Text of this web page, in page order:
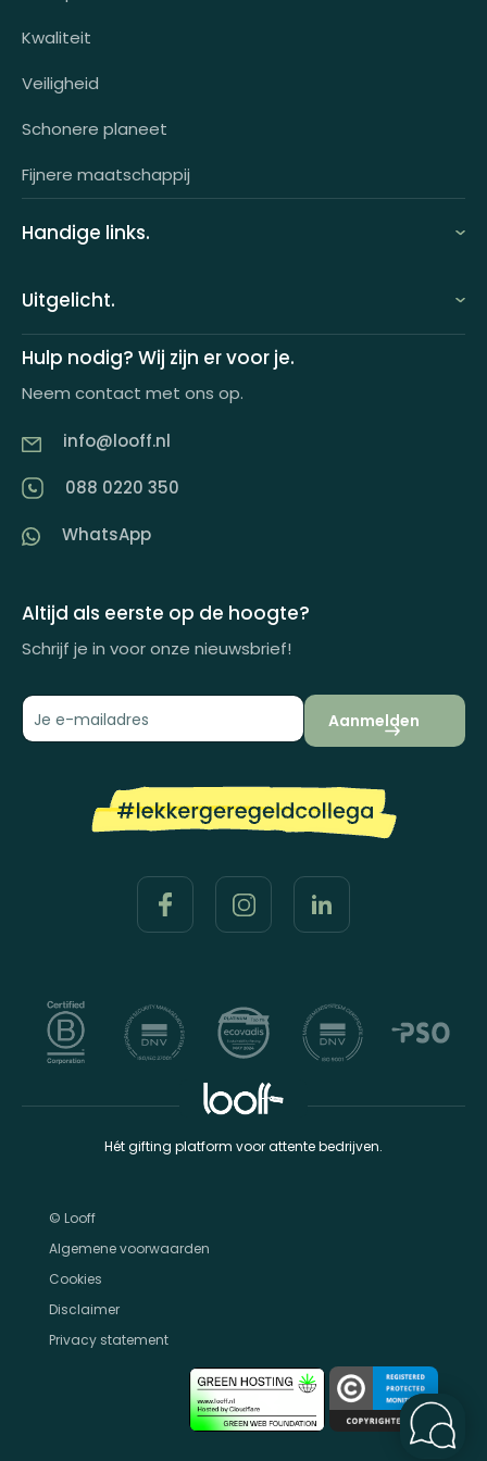
Klantcases
HR-koppeling
OCI-koppeling
Kwaliteit
Veiligheid
Schonere planeet
Fijnere maatschappij
Handige links.
FAQ
Demo aanvragen
Impactrapport
Uitgelicht.
Keuzecadeauconcepten
Looff keuzecadeaukaart
Producten in huisstijl
Hulp nodig? Wij zijn er voor je.
Neem contact met ons op.
info@looff.nl
088 0220 350
WhatsApp
Altijd als eerste op de hoogte?
Schrijf je in voor onze nieuwsbrief!
Aanmelden
© Looff
Algemene voorwaarden
Cookies
Hét gifting platform voor attente bedrijven.
Disclaimer
Privacy statement